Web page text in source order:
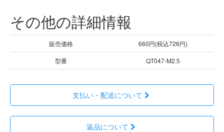
その他の詳細情報
販売価格
660円(税込726円)
型番
QT047-M2.5
支払い・配送について
返品について